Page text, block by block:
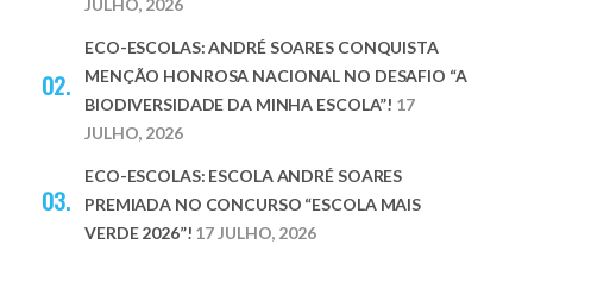
ECO-ESCOLAS: ANDRÉ SOARES CONQUISTA
MENÇÃO HONROSA NACIONAL NO DESAFIO “A
BIODIVERSIDADE DA MINHA ESCOLA”! 17
JULHO, 2026
ECO-ESCOLAS: ESCOLA ANDRÉ SOARES
PREMIADA NO CONCURSO “ESCOLA MAIS
VERDE 2026”! 17 JULHO, 2026